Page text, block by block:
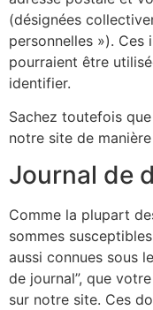
(désignées
personnelles »). Ces
pourraient être
identifier.
Sachez toutefois
notre site de
Journal de
Comme la plupart
sommes
aussi connues sous
de journal”, que
sur notre site. Ces